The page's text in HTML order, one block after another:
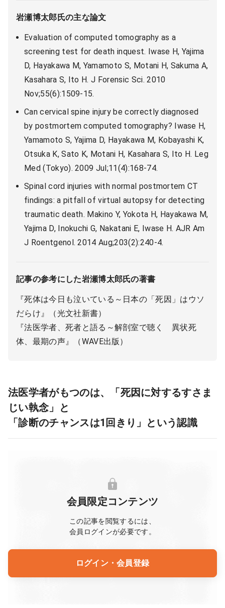
岩瀬博太郎氏の主な論文
Evaluation of computed tomography as a
screening test for death inquest. Iwase H, Yajima
D, Hayakawa M, Yamamoto S, Motani H, Sakuma A,
Kasahara S, Ito H. J Forensic Sci. 2010
Nov;55(6):1509-15.
Can cervical spine injury be correctly diagnosed
by postmortem computed tomography? Iwase H,
Yamamoto S, Yajima D, Hayakawa M, Kobayashi K,
Otsuka K, Sato K, Motani H, Kasahara S, Ito H. Leg
Med (Tokyo). 2009 Jul;11(4):168-74.
Spinal cord injuries with normal postmortem CT
findings: a pitfall of virtual autopsy for detecting
traumatic death. Makino Y, Yokota H, Hayakawa M,
Yajima D, Inokuchi G, Nakatani E, Iwase H. AJR Am
J Roentgenol. 2014 Aug;203(2):240-4.
記事の参考にした岩瀬博太郎氏の著書
『死体は今日も泣いている～日本の「死因」はウソ
だらけ』（光文社新書）
『法医学者、死者と語る～解剖室で聴く 異状死
体、最期の声』（WAVE出版）
法医学者がもつのは、「死因に対するすさま
じい執念」と
「診断のチャンスは1回きり」という認識
会員限定コンテンツ
この記事を閲覧するには、
会員ログインが必要です。
ログイン・会員登録